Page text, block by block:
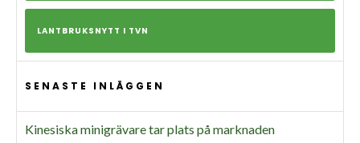
LANTBRUKSNYTT I TVN
SENASTE INLÄGGEN
Kinesiska minigrävare tar plats på marknaden